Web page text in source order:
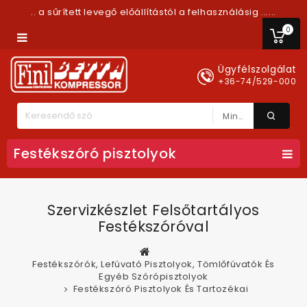
.. a sűrített levegő előállítástól a felhasználásig ......
0
Ügyfélszolgálat
+36-74/529-000
Minden Kategória
Festékszóró pisztolyok
Szervizkészlet Felsőtartályos
Festékszóróval
Festékszórók, Lefúvató Pisztolyok, Tömlőfúvatók És
Egyéb Szórópisztolyok
Festékszóró Pisztolyok És Tartozékai